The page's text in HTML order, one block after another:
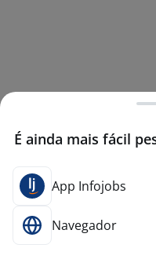
É ainda mais fácil
App Infojobs
Navegador